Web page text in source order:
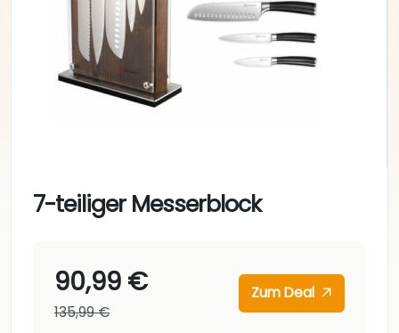
7-teiliger Messerblock
90,99 €
135,99 €
Zum Deal